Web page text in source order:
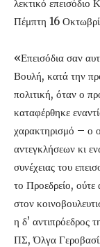
λεκτικό
Πέμπτη 16
«Επεισόδια σαν
Βουλή, κατά την
πολιτική, όταν ο
καταφέρθηκε
χαρακτηρισμό – ο
αντεγκλήσεων κι
συνέχειας του
το Προεδρείο, ούτε
στον
η δ’ αντιπρόεδρος
ΠΣ, Όλγα